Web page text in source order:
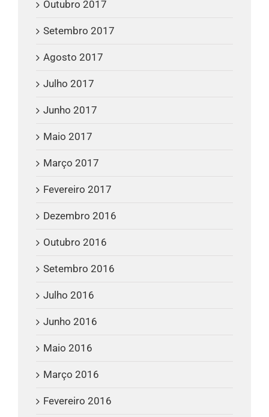
Outubro 2017
Setembro 2017
Agosto 2017
Julho 2017
Junho 2017
Maio 2017
Março 2017
Fevereiro 2017
Dezembro 2016
Outubro 2016
Setembro 2016
Julho 2016
Junho 2016
Maio 2016
Março 2016
Fevereiro 2016